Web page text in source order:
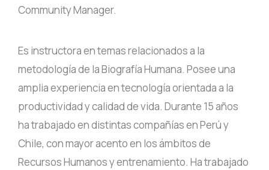
Community Manager.
Es instructora en temas relacionados a la
metodología de la Biografía Humana. Posee una
amplia experiencia en tecnología orientada a la
productividad y calidad de vida. Durante 15 años
ha trabajado en distintas compañías en Perú y
Chile, con mayor acento en los ámbitos de
Recursos Humanos y entrenamiento. Ha trabajado